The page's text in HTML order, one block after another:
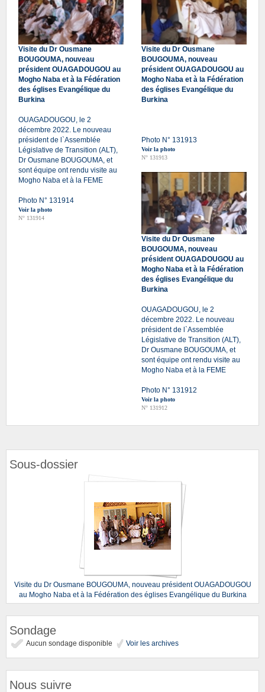
Visite du Dr Ousmane
BOUGOUMA, nouveau
président OUAGADOUGOU au
Mogho Naba et à la Fédération
des églises Evangélique du
Burkina
OUAGADOUGOU, le 2
décembre 2022. Le nouveau
président de l`Assemblée
Législative de Transition (ALT),
Dr Ousmane BOUGOUMA, et
sont équipe ont rendu visite au
Mogho Naba et à la FEME
Photo N° 131914
Voir la photo
N° 131914
Visite du Dr Ousmane
BOUGOUMA, nouveau
président OUAGADOUGOU au
Mogho Naba et à la Fédération
des églises Evangélique du
Burkina
Photo N° 131913
Voir la photo
N° 131913
Visite du Dr Ousmane
BOUGOUMA, nouveau
président OUAGADOUGOU au
Mogho Naba et à la Fédération
des églises Evangélique du
Burkina
OUAGADOUGOU, le 2
décembre 2022. Le nouveau
président de l`Assemblée
Législative de Transition (ALT),
Dr Ousmane BOUGOUMA, et
sont équipe ont rendu visite au
Mogho Naba et à la FEME
Photo N° 131912
Voir la photo
N° 131912
Sous-dossier
Visite du Dr Ousmane BOUGOUMA, nouveau président OUAGADOUGOU
au Mogho Naba et à la Fédération des églises Evangélique du Burkina
Sondage
Aucun sondage disponible Voir les archives
Nous suivre